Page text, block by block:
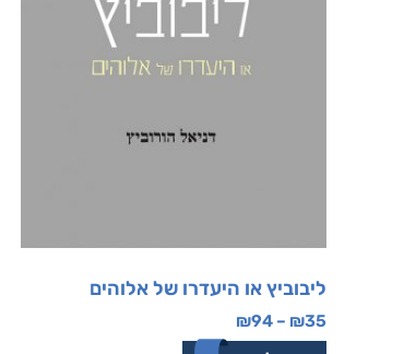
ליבוביץ או היעדרו של אלוהים
₪35
–
₪94